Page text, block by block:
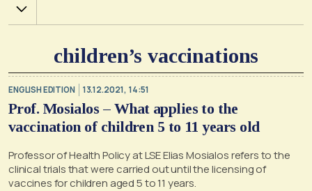
Χ.Α.
children’s vaccinations
ENGLISH EDITION 13.12.2021, 14:51
Prof. Mosialos – What applies to the
vaccination of children 5 to 11 years old
Professor of Health Policy at LSE Elias Mosialos refers to the
clinical trials that were carried out until the licensing of
vaccines for children aged 5 to 11 years.